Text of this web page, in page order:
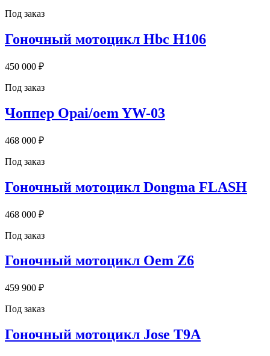
Под заказ
Гоночный мотоцикл Hbc H106
450 000 ₽
Под заказ
Чоппер Opai/oem YW-03
468 000 ₽
Под заказ
Гоночный мотоцикл Dongma FLASH
468 000 ₽
Под заказ
Гоночный мотоцикл Oem Z6
459 900 ₽
Под заказ
Гоночный мотоцикл Jose T9A